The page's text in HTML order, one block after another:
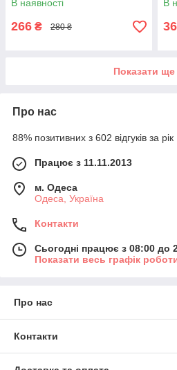
В наявності
266 ₴ 280 ₴
В
Показати ще
Про нас
88% позитивних з 602 відгуків за рік
Працює з 11.11.2013
м. Одеса
Одеса, Україна
Контакти
Сьогодні працює з 08:00 до
Показати весь графік
Про нас
Контакти